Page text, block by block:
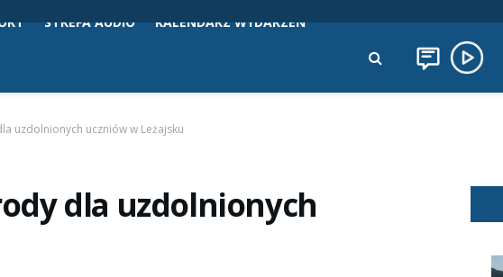
STREFA AUDIO KALENDARZ WYDARZEŃ
uzdolnionych uczniów w Leżajsku
dla uzdolnionych